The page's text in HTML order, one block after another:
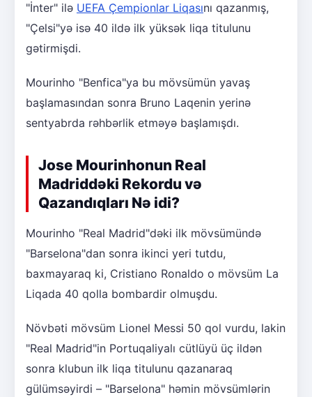
"İnter" ilə UEFA Çempionlar Liqasını qazanmış,
"Çelsi"yə isə 40 ildə ilk yüksək liqa titulunu
gətirmişdi.
Mourinho "Benfica"ya bu mövsümün yavaş
başlamasından sonra Bruno Laqenin yerinə
sentyabrda rəhbərlik etməyə başlamışdı.
Jose Mourinhonun Real
Madriddəki Rekordu və
Qazandıqları Nə idi?
Mourinho "Real Madrid"dəki ilk mövsümündə
"Barselona"dan sonra ikinci yeri tutdu,
baxmayaraq ki, Cristiano Ronaldo o mövsüm La
Liqada 40 qolla bombardir olmuşdu.
Növbəti mövsüm Lionel Messi 50 qol vurdu, lakin
"Real Madrid"in Portuqaliyalı cütlüyü üç ildən
sonra klubun ilk liqa titulunu qazanaraq
gülümsəyirdi – "Barselona" həmin mövsümlərin